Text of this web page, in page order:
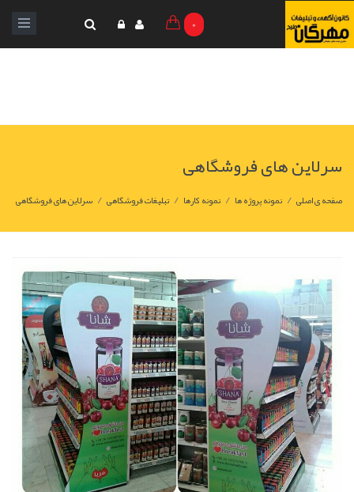
0
سرلاین های فروشگاهی
صفحه ی اصلی / نمونه پروژه ها / نمونه کارها /تبلیغات فروشگاهی / سرلاین های فروشگاهی